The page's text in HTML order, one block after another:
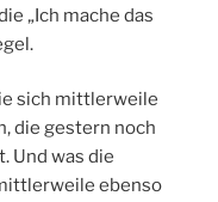
„Ich mache das
sich mittlerweile
die gestern noch
Und was die
ebenso